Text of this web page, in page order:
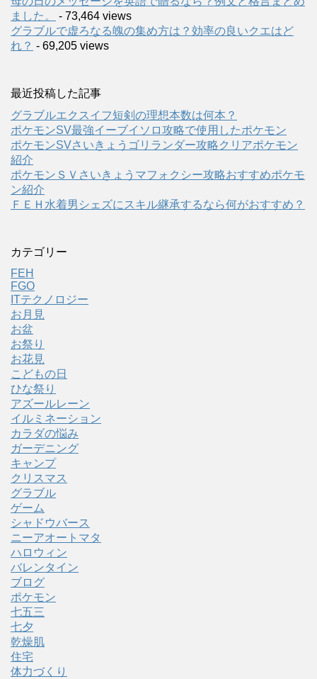
ました。
- 73,464 views
グラブルで虚ろなる魄の集め方は？効率の良いクエはど
れ？ - 69,205 views
最近投稿した記事
グラブルエクスイフ短剣の理想本数は何本？
ポケモンSV最強イーブイソロ攻略で使用したポケモン
ポケモンSVさいきょうゴリランダー攻略クリアポケモン
紹介
ポケモンＳＶさいきょうマフォクシー攻略おすすめポケモ
ン紹介
ＦＥＨ水着男シェズにスキル継承するなら何がおすすめ？
カテゴリー
FEH
FGO
ITテクノロジー
お月見
お盆
お祭り
お花見
こどもの日
ひな祭り
アズールレーン
イルミネーション
カラダの悩み
ガーデニング
キャンプ
クリスマス
グラブル
ゲーム
シャドウバース
ニーアオートマタ
ハロウィン
バレンタイン
ブログ
ポケモン
七五三
七夕
乾燥肌
住宅
体力づくり